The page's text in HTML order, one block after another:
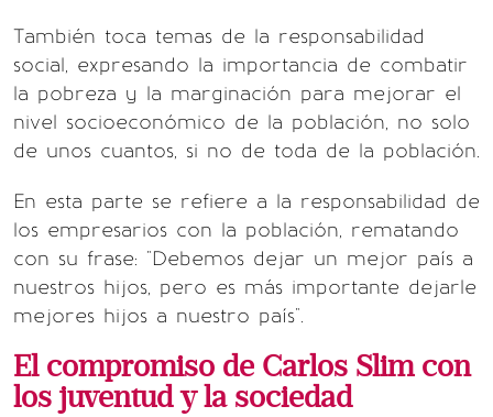
También toca temas de la responsabilidad
social, expresando la importancia de combatir
la pobreza y la marginación para mejorar el
nivel socioeconómico de la población, no solo
de unos cuantos, si no de toda de la población.
En esta parte se refiere a la responsabilidad de
los empresarios con la población, rematando
con su frase: "Debemos dejar un mejor país a
nuestros hijos, pero es más importante dejarle
mejores hijos a nuestro país".
El compromiso de Carlos Slim con
los juventud y la sociedad